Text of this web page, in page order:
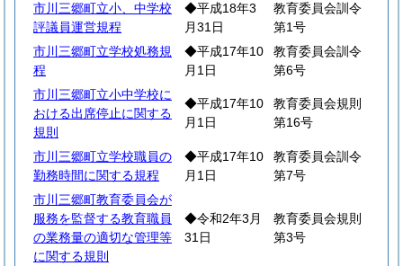
市川三郷町立小、中学校
評議員運営規程
◆平成18年3
月31日
教育委員会訓令
第1号
市川三郷町立学校処務規
程
◆平成17年10
月1日
教育委員会訓令
第6号
市川三郷町立小中学校に
おける出席停止に関する
規則
◆平成17年10
月1日
教育委員会規則
第16号
市川三郷町立学校職員の
勤務時間に関する規程
◆平成17年10
月1日
教育委員会訓令
第7号
市川三郷町教育委員会が
服務を監督する教育職員
の業務量の適切な管理等
に関する規則
◆令和2年3月
31日
教育委員会規則
第3号